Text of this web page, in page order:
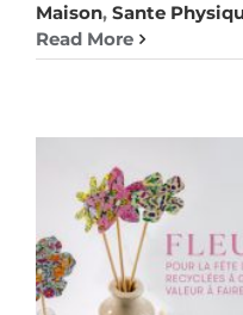
Maison, Sante
Read More